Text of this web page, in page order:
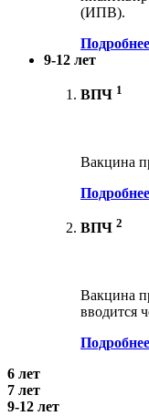
(ИПВ).
Подробнее
9-12 лет
ВПЧ 1
Вакцина
Подробнее
ВПЧ 2
Вакцина
вводится
Подробнее
6 лет
7 лет
9-12 лет